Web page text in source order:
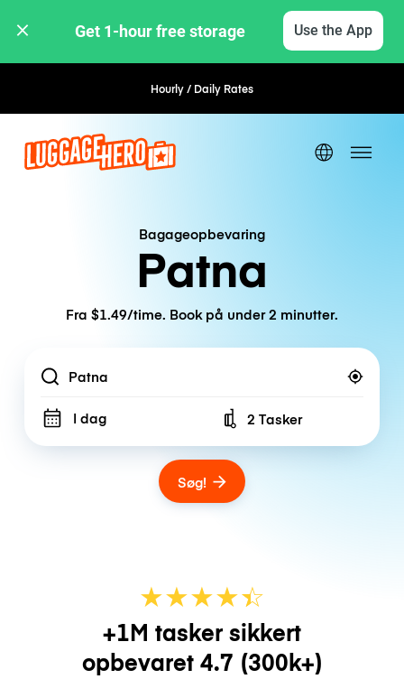
Get 1-hour free storage Use the App
Hourly / Daily RatesFlexible Booking
Bagageopbevaring
Patna
Fra $1.49/time. Book på under 2 minutter.
Location
I dag Number of bags
2 Tasker
Søg!
★★★★☆
★
+1M tasker sikkert
opbevaret 4.7 (300k+)